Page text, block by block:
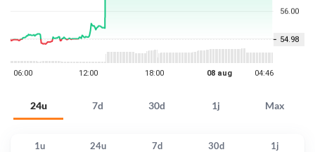
24u 7d 30d 1j Max
1u 24u 7d 30d
1j